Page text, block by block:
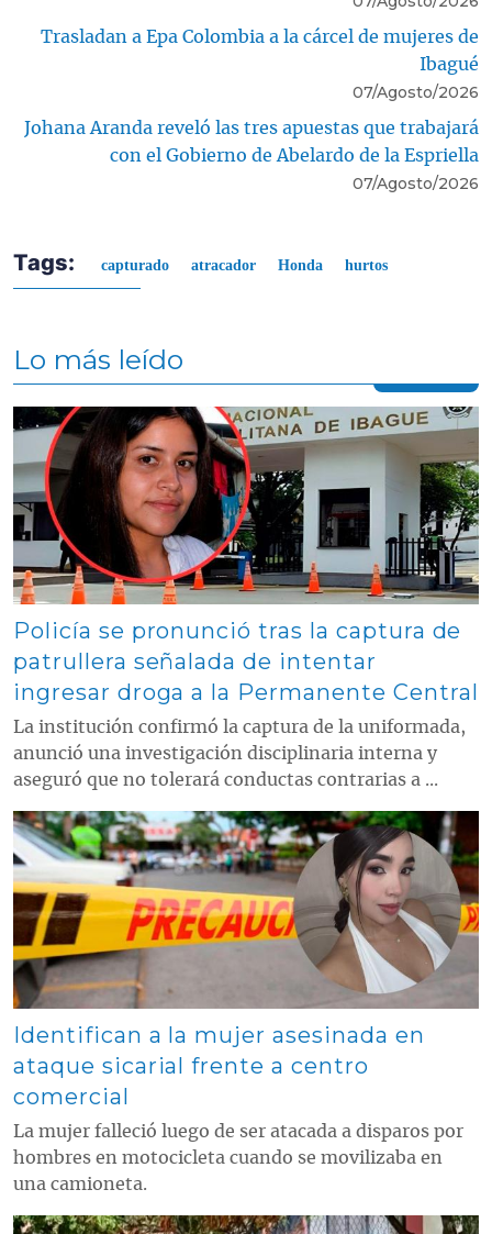
Trasladan a Epa Colombia a la cárcel de mujeres de
Ibagué
07/Agosto/2026
Johana Aranda reveló las tres apuestas que trabajará
con el Gobierno de Abelardo de la Espriella
07/Agosto/2026
Tags: capturado atracador Honda hurtos
Lo más leído
Contenido multimedia principal
Policía se pronunció tras la captura de
patrullera señalada de intentar
ingresar droga a la Permanente Central
La institución confirmó la captura de la uniformada,
anunció una investigación disciplinaria interna y
aseguró que no tolerará conductas contrarias a ...
Contenido multimedia principal
Identifican a la mujer asesinada en
ataque sicarial frente a centro
comercial
La mujer falleció luego de ser atacada a disparos por
hombres en motocicleta cuando se movilizaba en
una camioneta.
Contenido multimedia principal